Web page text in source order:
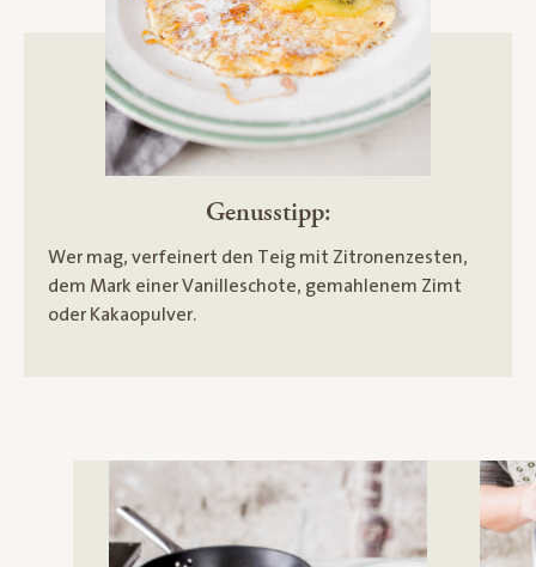
Genusstipp:
Wer mag, verfeinert den Teig mit Zitronenzesten,
dem Mark einer Vanilleschote, gemahlenem Zimt
oder Kakaopulver.